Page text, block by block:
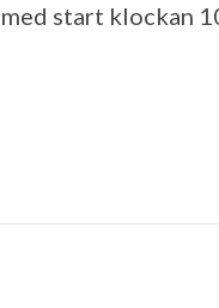
start klockan